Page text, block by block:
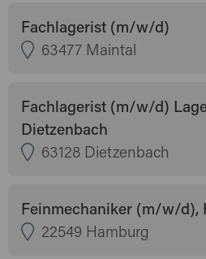
Fachlagerist (m/w/d)
63477 Maintal
Fachlagerist (m/w/d)
Dietzenbach
63128 Dietzenbach
Feinmechaniker (m/w/d),
22549 Hamburg